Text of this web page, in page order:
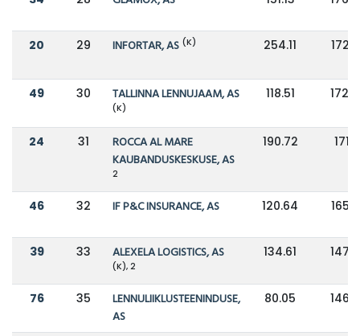
20 29 INFORTAR, AS (K) 254.11
49 30 TALLINNA LENNUJAAM, AS
(K)
118.51
24 31
ROCCA AL MARE
KAUBANDUSKESKUSE, AS
2
190.72
46 32 IF P&C INSURANCE, AS 120.64
39 33 ALEXELA LOGISTICS, AS
(K), 2
134.61
76 35
LENNULIIKLUSTEENINDUSE,
AS
80.05